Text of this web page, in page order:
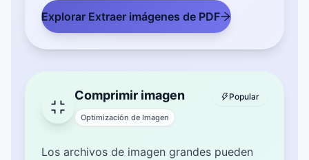
Explorar Extraer imágenes de PDF
Popular
Comprimir imagen
Optimización de Imagen
Los archivos de imagen grandes pueden